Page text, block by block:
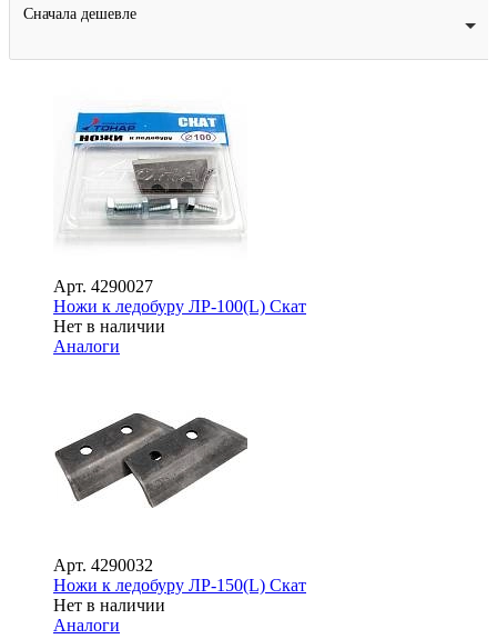
Сначала дешевле
Арт. 4290027
Ножи к ледобуру ЛР-100(L) Скат
Нет в наличии
Аналоги
Арт. 4290032
Ножи к ледобуру ЛР-150(L) Скат
Нет в наличии
Аналоги